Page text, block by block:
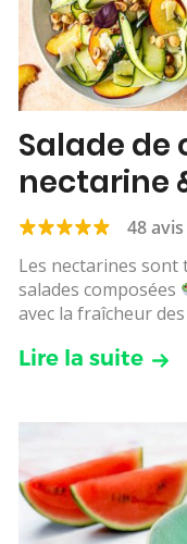
Salade de
nectarine
48 avis
Les nectarines sont
salades composées
avec la fraîcheur
Lire la suite